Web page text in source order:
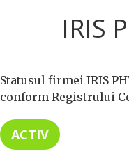
IRIS
Statusul firmei IRIS
conform Registrului
ACTIV